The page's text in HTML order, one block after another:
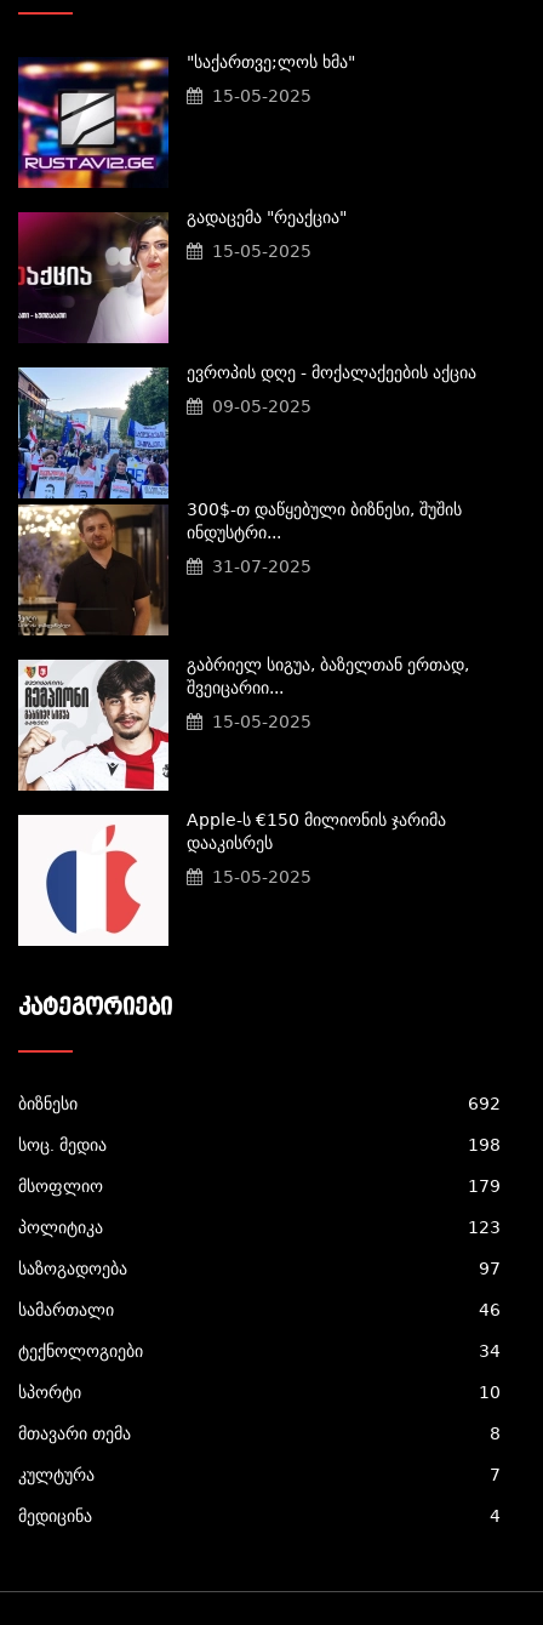
"საქართვე;ლოს Ხმა"
15-05-2025
Გადაცემა "რეაქცია"
15-05-2025
Ევროპის Დღე - Მოქალაქეების Აქცია
09-05-2025
300$-Თ Დაწყებული Ბიზნესი, Შუშის
Ინდუსტრი...
31-07-2025
Გაბრიელ Სიგუა, Ბაზელთან Ერთად,
Შვეიცარიი...
15-05-2025
Apple-Ს €150 Მილიონის Ჯარიმა
Დააკისრეს
15-05-2025
ᲙᲐᲢᲔᲒᲝᲠᲘᲔᲑᲘ
ბიზნესი 692
სოც. მედია 198
მსოფლიო 179
პოლიტიკა 123
საზოგადოება 97
სამართალი 46
ტექნოლოგიები 34
სპორტი 10
მთავარი თემა 8
კულტურა 7
მედიცინა 4